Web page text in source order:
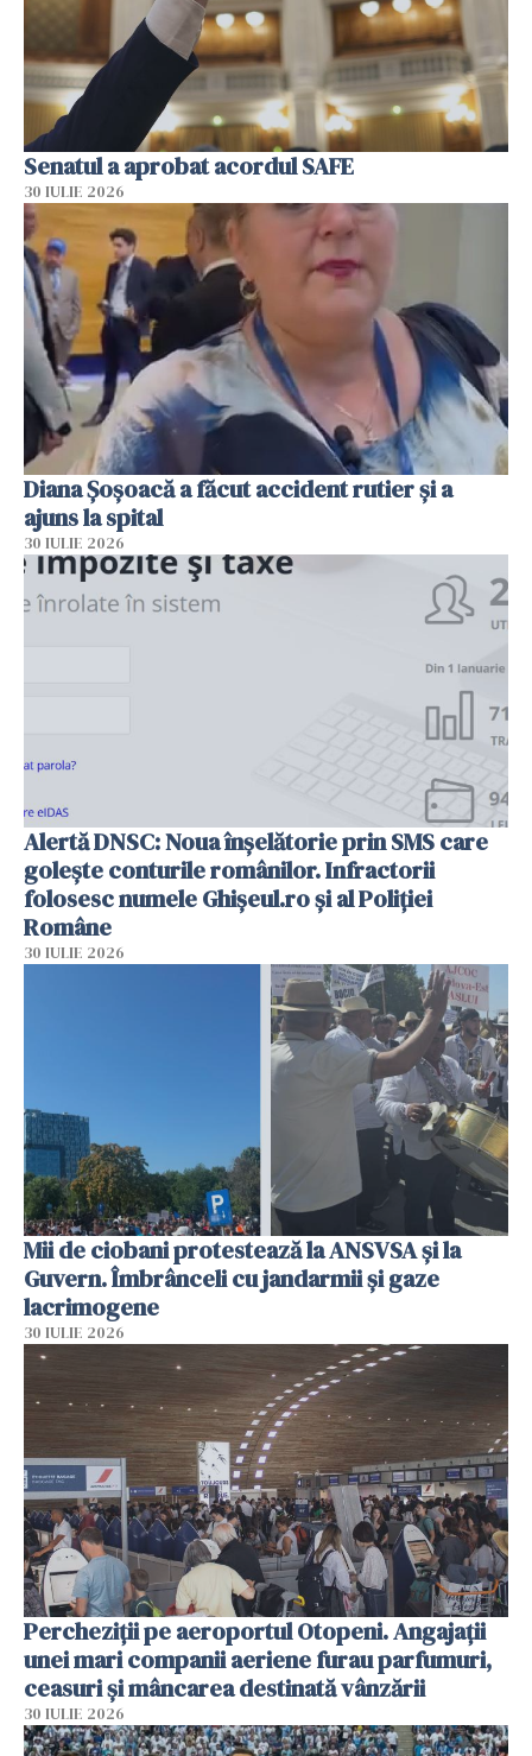
Senatul a aprobat acordul SAFE
30 IULIE 2026
Diana Șoșoacă a făcut accident rutier și a
ajuns la spital
30 IULIE 2026
Alertă DNSC: Noua înșelătorie prin SMS care
golește conturile românilor. Infractorii
folosesc numele Ghișeul.ro și al Poliției
Române
30 IULIE 2026
Mii de ciobani protestează la ANSVSA și la
Guvern. Îmbrânceli cu jandarmii și gaze
lacrimogene
30 IULIE 2026
Percheziții pe aeroportul Otopeni. Angajații
unei mari companii aeriene furau parfumuri,
ceasuri și mâncarea destinată vânzării
30 IULIE 2026